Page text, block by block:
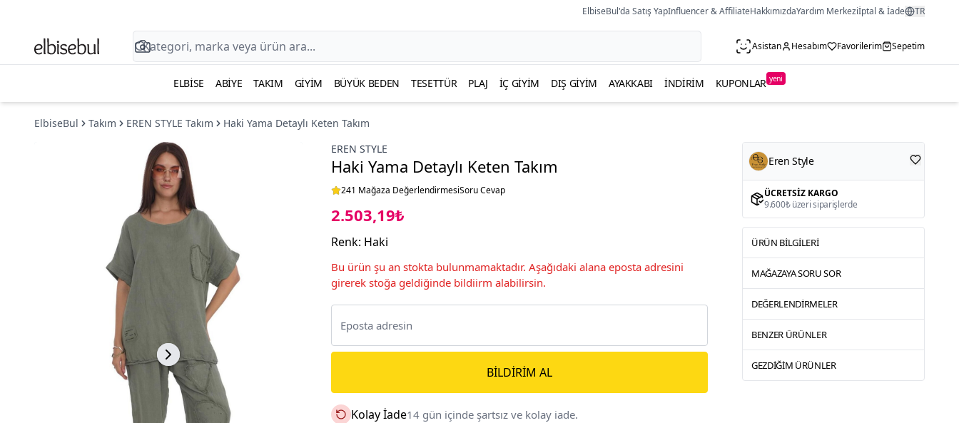
ElbiseBul'da Satış YapInfluencer & AffiliateHakkımızdaYardım Merkeziİptal & İade TR
Asistan Hesabım Favorilerim Sepetim
ELBISE ABIYE TAKIM GIYIM BÜYÜK BEDEN TESETTÜR PLAJ İÇ GIYIM DIŞ GIYIM AYAKKABI İNDIRIM KUPONLAR yeni
ElbiseBul Takım EREN STYLE Takım
Haki Yama Detaylı Keten Takım
EREN STYLE
Haki Yama Detaylı Keten Takım
241 Mağaza DeğerlendirmesiSoru Cevap
2.503,19₺
Renk: Haki
Bu ürün şu an stokta bulunmamaktadır. Aşağıdaki alana eposta adresini
girerek stoğa geldiğinde bildiirm alabilirsin.
BILDIRIM AL
Kolay İade14 gün içinde şartsız ve kolay iade.
Eren Style
ÜCRETSIZ KARGO
9.600₺ üzeri siparişlerde
ÜRÜN BILGILERI
MAĞAZAYA SORU SOR
DEĞERLENDIRMELER
BENZER ÜRÜNLER
GEZDIĞIM ÜRÜNLER